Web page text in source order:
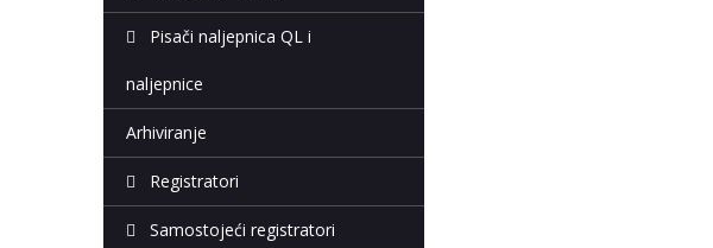
Pisači naljepnica QL i
naljepnice
Arhiviranje
Registratori
Samostojeći registratori